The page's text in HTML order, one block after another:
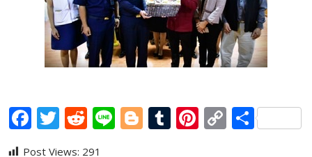
F T R Li Bl T Pi C S
Post Views: 291